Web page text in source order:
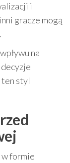
i
gracze mogą
na
ten styl
formie